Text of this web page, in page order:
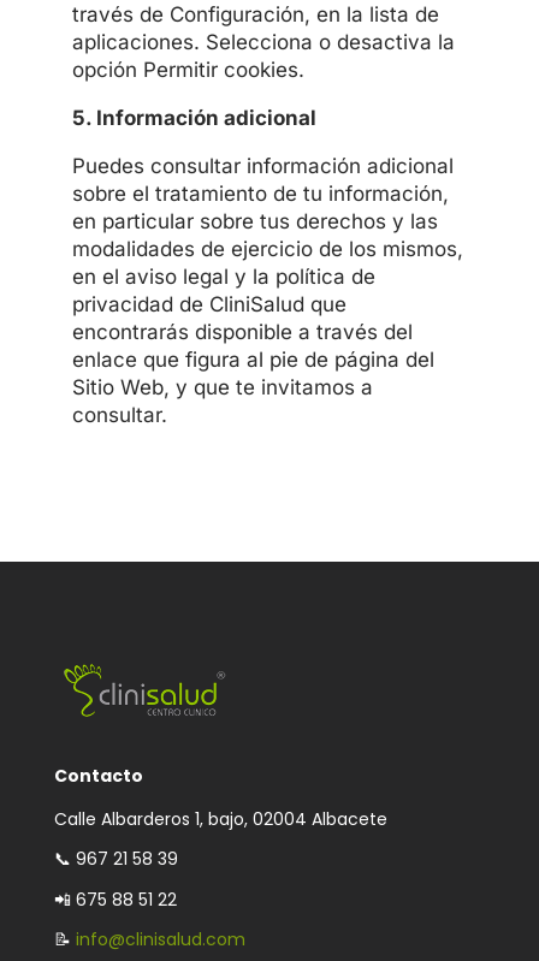
través de Configuración, en la lista de
aplicaciones. Selecciona o desactiva la
opción Permitir cookies.
5. Información adicional
Puedes consultar información adicional
sobre el tratamiento de tu información,
en particular sobre tus derechos y las
modalidades de ejercicio de los mismos,
en el aviso legal y la política de
privacidad de CliniSalud que
encontrarás disponible a través del
enlace que figura al pie de página del
Sitio Web, y que te invitamos a
consultar.
Contacto
Calle Albarderos 1, bajo, 02004 Albacete
📞 967 21 58 39
📲 675 88 51 22
📝 info@clinisalud.com